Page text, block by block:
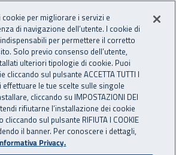
Nazionale
Apri cerca
principale
disponibile
trovato. Per continuare la
ritornare alla
per migliorare i servizi e
di navigazione dell’utente. I cookie di
per permettere il corretto
Solo previo consenso dell’utente,
ulteriori tipologie di cookie. Puoi
cliccando sul pulsante ACCETTA TUTTI I
effettuare le tue scelte sulle singole
cliccando su IMPOSTAZIONI DEI
rifiutarne l’installazione dei cookie
sul pulsante RIFIUTA I COOKIE
il banner. Per conoscere i dettagli,
Privacy.